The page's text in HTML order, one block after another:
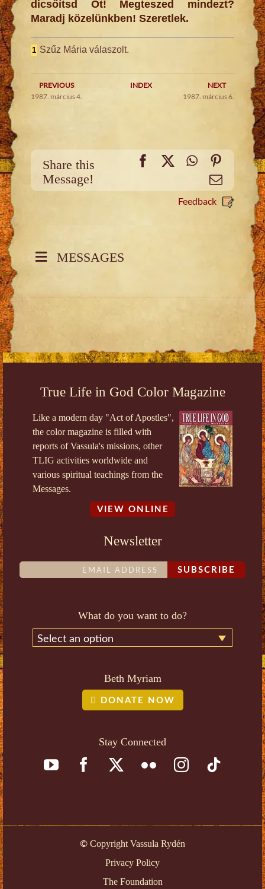
dicsőítsd Őt! Megteszed mindezt?
Maradj közelünkben! Szeretlek.
1 Szűz Mária válaszolt.
PREVIOUS INDEX
NEXT
1987. március 4.
1987. március 6.
Share this
Message!
Facebook
X WhatsApp
Email
Feedback
MESSAGES
True Life in God Color Magazine
Like a modern day "Act of Apostles",
the color magazine is filled with
reports of Vassula's missions, other
TLIG activities worldwide and
various spiritual teachings from the
Messages.
VIEW ONLINE
Newsletter
SUBSCRIBE
What do you want to do?
Select an option
Beth Myriam
DONATE NOW
Stay Connected
© Copyright Vassula Rydén
Privacy Policy
The Foundation